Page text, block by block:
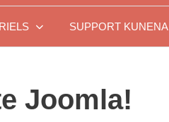
SUPPORT KUNENA
Joomla!